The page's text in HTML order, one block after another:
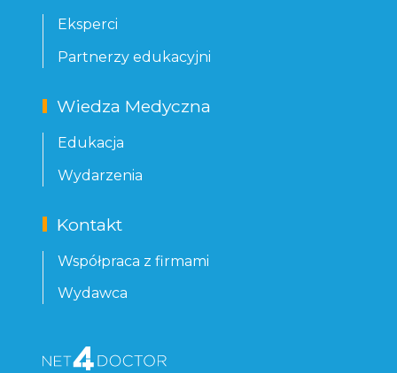
Eksperci
Partnerzy edukacyjni
Wiedza Medyczna
Edukacja
Wydarzenia
Kontakt
Współpraca z firmami
Wydawca